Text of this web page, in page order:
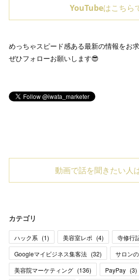
YouTubeはこちら
めっちゃスピード感ある最新の情報をお
ぜひフォローお願いします😎
動画で話を聞きたい人
カテゴリ
ハック系 (1) 美容室レポ (4) 寺修行
Googleマイビジネス集客法 (32) サロン
美容院マーケティング (136) PayPay (3)